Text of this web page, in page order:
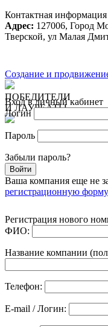
Контактная информация
Адрес: 127006, Город
Тверской, ул Малая
Создание и
ПОБЕДИТЕЛИ
И ЛАУРЕАТЫ
Вход в личный кабинет
Логин
Пароль
Забыли пароль?
Войти
Ваша компания еще не
регистрационную форму
Регистрация нового
ФИО:
Название компании
Телефон:
E-mail / Логин: